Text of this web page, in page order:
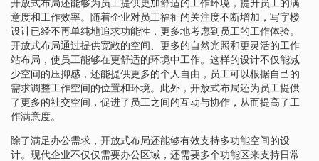
开放式布局还能够为员工提供更加舒适的工作环境，提升员工的满
意度和工作效率。随着企业对员工福祉的关注度不断增加，写字楼
设计已经不再单纯地追求功能性，更多地考虑到员工的工作体验。
开放式布局通过提供宽敞的空间、更多的自然光照和更灵活的工作
站布局，使员工能够在更舒适的环境中工作。这样的设计不仅能减
少空间的压抑感，还能提供更多的个人自由，员工可以根据自己的
需求调整工作空间的位置和环境。此外，开放式布局还为员工提供
了更多的社交空间，促进了员工之间的互动与协作，从而提高了工
作满意度。
除了满足办公需求，开放式布局还能够有效支持多功能空间的设
计。现代企业不仅仅需要办公区域，还需要多个功能区来支持日常